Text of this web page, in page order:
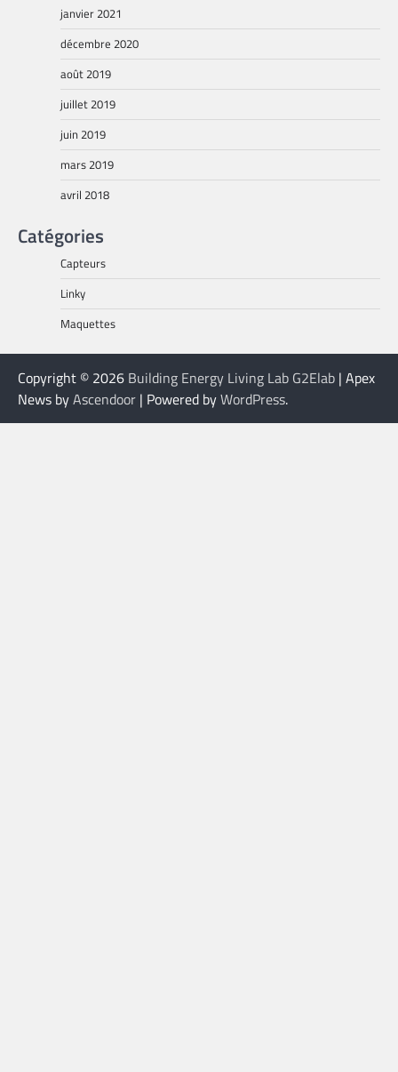
janvier 2021
décembre 2020
août 2019
juillet 2019
juin 2019
mars 2019
avril 2018
Catégories
Capteurs
Linky
Maquettes
Copyright © 2026 Building Energy Living Lab G2Elab | Apex
News byAscendoor | Powered byWordPress.